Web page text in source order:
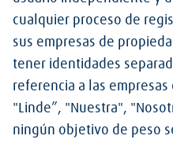
cualquier proceso de
sus empresas de
tener identidades
referencia a las
"Linde”, "Nuestra",
ningún objetivo de peso